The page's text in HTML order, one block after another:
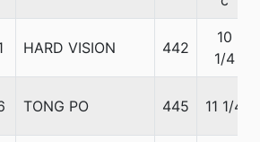
HARD VISION 442
10
1/4
TONG PO 445 11 1/4